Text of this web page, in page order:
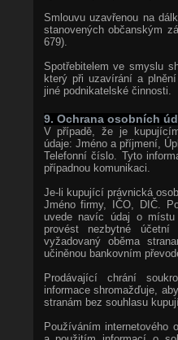
Smlouvu uzavřenou na
stanovených občanským
679).
Spotřebitelem ve smyslu
který při uzavírání a
jiné podnikatelské činnosti.
9. Ochrana osobních
V případě, že je
údaje: Jméno a příjmení,
Telefonní číslo. Tyto
případnou komunikaci.
Je-li kupující právnická
Jméno firmy, IČO, DIČ.
uvede navíc údaj o
provést nezbytné
vyžadovaný oběma
učiněnou bankovním
Prodávající chrání
informace shromažďuje,
stranám bez souhlasu
Používáním internetového